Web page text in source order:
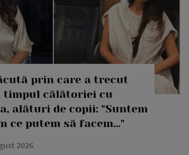
prin care a trecut
timpul călătoriei cu
alături de copii: "Suntem
ce putem să facem..."
2026